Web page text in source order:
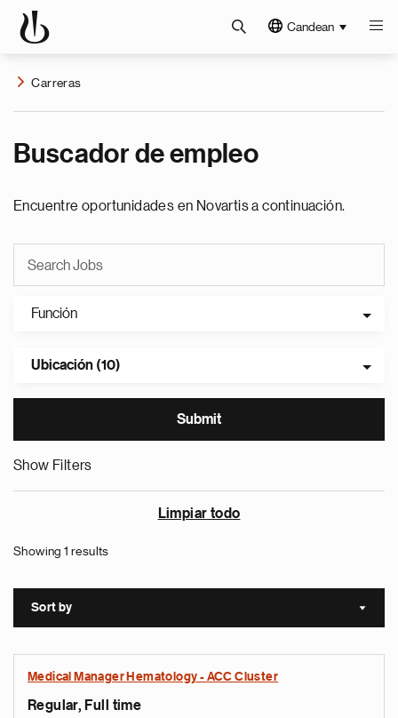
Candean
Carreras
Buscador de empleo
Encuentre oportunidades en Novartis a continuación.
Función
Ubicación (10)
Show Filters
Limpiar todo
Showing 1 results
Sort by Sort
Medical Manager Hematology - ACC Cluster
Regular, Full time